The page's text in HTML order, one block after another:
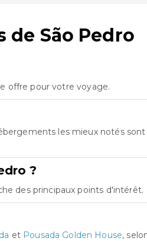
São Pedro
offre pour votre voyage.
les mieux notés sont
?
des principaux points d'intérêt.
et Pousada Golden House,